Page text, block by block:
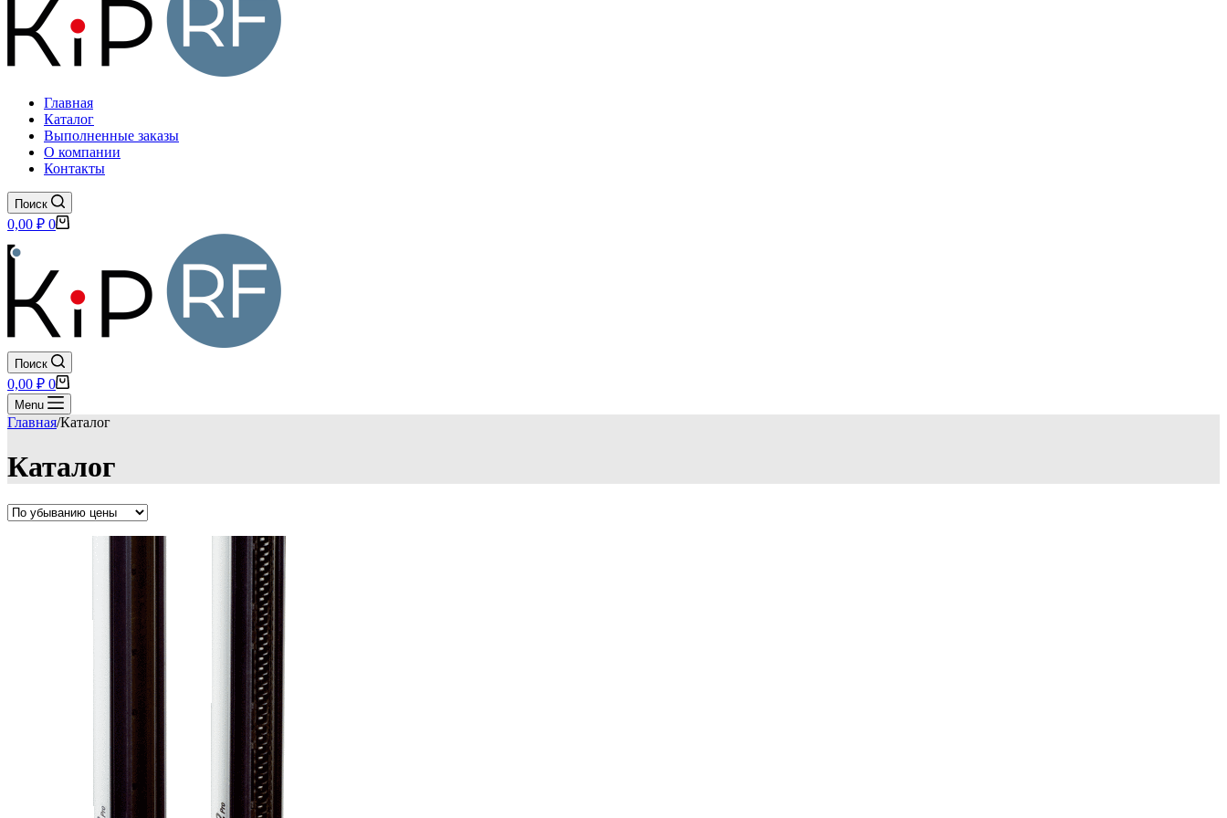
Главная
Каталог
Выполненные заказы
О компании
Контакты
Поиск
Корзина
0,00 ₽ 0
Поиск
Корзина
0,00 ₽ 0
Menu
Главная/Каталог
Каталог